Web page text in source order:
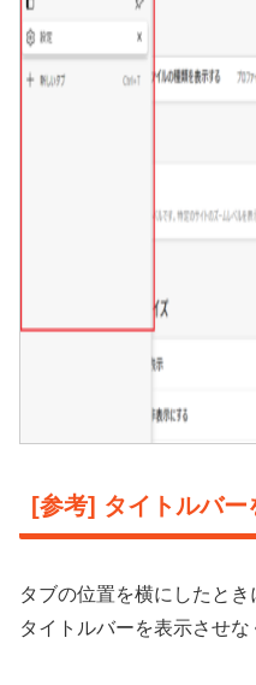
[参考] タイトルバー
タブの位置を横にしたと
タイトルバーを表示させな